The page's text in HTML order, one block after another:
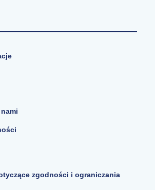
zgodności i ograniczania